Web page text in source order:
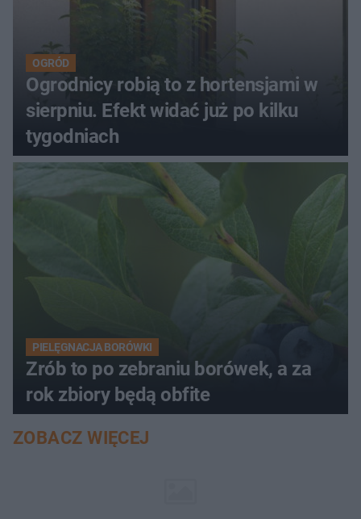
OGRÓD
Ogrodnicy robią to z hortensjami w
sierpniu. Efekt widać już po kilku
tygodniach
PIELĘGNACJA BORÓWKI
Zrób to po zebraniu borówek, a za
rok zbiory będą obfite
ZOBACZ WIĘCEJ